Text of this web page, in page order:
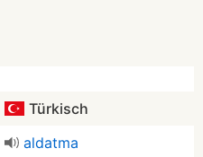
Türkisch
aldatma